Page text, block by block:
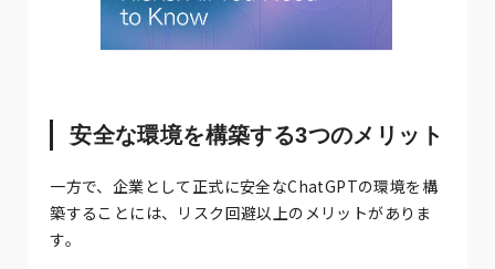
安全な環境を構築する3つのメリット
一方で、企業として正式に安全なChatGPTの環境を構
築することには、リスク回避以上のメリットがありま
す。